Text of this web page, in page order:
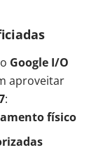
Google I/O
aproveitar
:
físico